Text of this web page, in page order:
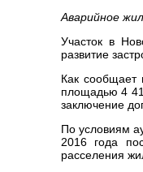
Аварийное
Участок в
развитие
Как сообщает
площадью 4
заключение
По условиям
2016 года
расселения